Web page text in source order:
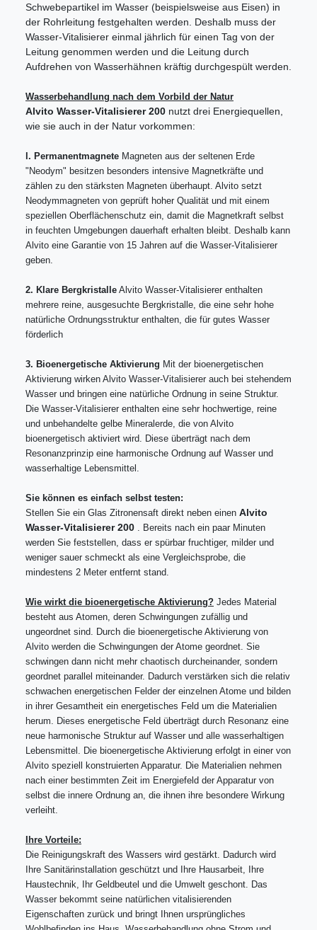
Schwebepartikel im Wasser (beispielsweise aus Eisen) in
der Rohrleitung festgehalten werden. Deshalb muss der
Wasser-Vitalisierer einmal jährlich für einen Tag von der
Leitung genommen werden und die Leitung durch
Aufdrehen von Wasserhähnen kräftig durchgespült werden.
Wasserbehandlung nach dem Vorbild der Natur
Alvito Wasser-Vitalisierer 200 nutzt drei Energiequellen,
wie sie auch in der Natur vorkommen:
l. Permanentmagnete Magneten aus der seltenen Erde
"Neodym" besitzen besonders intensive Magnetkräfte und
zählen zu den stärksten Magneten überhaupt. Alvito setzt
Neodymmagneten von geprüft hoher Qualität und mit einem
speziellen Oberflächenschutz ein, damit die Magnetkraft selbst
in feuchten Umgebungen dauerhaft erhalten bleibt. Deshalb kann
Alvito eine Garantie von 15 Jahren auf die Wasser-Vitalisierer
geben.
2. Klare Bergkristalle Alvito Wasser-Vitalisierer enthalten
mehrere reine, ausgesuchte Bergkristalle, die eine sehr hohe
natürliche Ordnungsstruktur enthalten, die für gutes Wasser
förderlich
3. Bioenergetische Aktivierung Mit der bioenergetischen
Aktivierung wirken Alvito Wasser-Vitalisierer auch bei stehendem
Wasser und bringen eine natürliche Ordnung in seine Struktur.
Die Wasser-Vitalisierer enthalten eine sehr hochwertige, reine
und unbehandelte gelbe Mineralerde, die von Alvito
bioenergetisch aktiviert wird. Diese überträgt nach dem
Resonanzprinzip eine harmonische Ordnung auf Wasser und
wasserhaltige Lebensmittel.
Sie können es einfach selbst testen:
Stellen Sie ein Glas Zitronensaft direkt neben einen Alvito
Wasser-Vitalisierer 200 . Bereits nach ein paar Minuten
werden Sie feststellen, dass er spürbar fruchtiger, milder und
weniger sauer schmeckt als eine Vergleichsprobe, die
mindestens 2 Meter entfernt stand.
Wie wirkt die bioenergetische Aktivierung? Jedes Material
besteht aus Atomen, deren Schwingungen zufällig und
ungeordnet sind. Durch die bioenergetische Aktivierung von
Alvito werden die Schwingungen der Atome geordnet. Sie
schwingen dann nicht mehr chaotisch durcheinander, sondern
geordnet parallel miteinander. Dadurch verstärken sich die relativ
schwachen energetischen Felder der einzelnen Atome und bilden
in ihrer Gesamtheit ein energetisches Feld um die Materialien
herum. Dieses energetische Feld überträgt durch Resonanz eine
neue harmonische Struktur auf Wasser und alle wasserhaltigen
Lebensmittel. Die bioenergetische Aktivierung erfolgt in einer von
Alvito speziell konstruierten Apparatur. Die Materialien nehmen
nach einer bestimmten Zeit im Energiefeld der Apparatur von
selbst die innere Ordnung an, die ihnen ihre besondere Wirkung
verleiht.
Ihre Vorteile:
Die Reinigungskraft des Wassers wird gestärkt. Dadurch wird
Ihre Sanitärinstallation geschützt und Ihre Hausarbeit, Ihre
Haustechnik, Ihr Geldbeutel und die Umwelt geschont. Das
Wasser bekommt seine natürlichen vitalisierenden
Eigenschaften zurück und bringt Ihnen ursprüngliches